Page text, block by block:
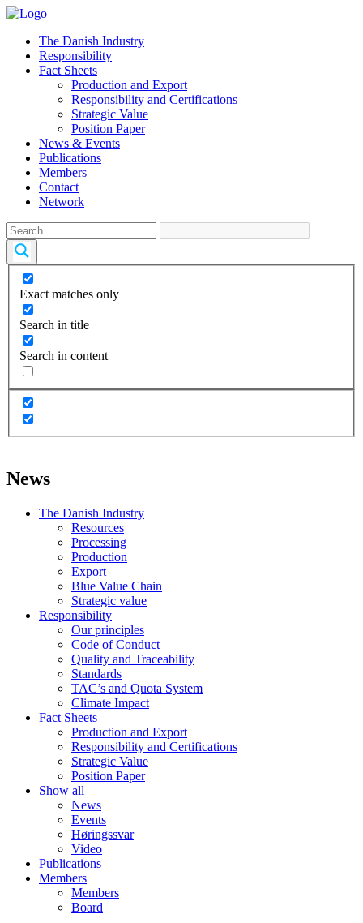
The Danish Industry
Responsibility
Fact Sheets
Production and Export
Responsibility and Certifications
Strategic Value
Position Paper
News & Events
Publications
Members
Contact
Network
Exact matches only
Search in title
Search in content
News
The Danish Industry
Resources
Processing
Production
Export
Blue Value Chain
Strategic value
Responsibility
Our principles
Code of Conduct
Quality and Traceability
Standards
TAC’s and Quota System
Climate Impact
Fact Sheets
Production and Export
Responsibility and Certifications
Strategic Value
Position Paper
Show all
News
Events
Høringssvar
Video
Publications
Members
Members
Board